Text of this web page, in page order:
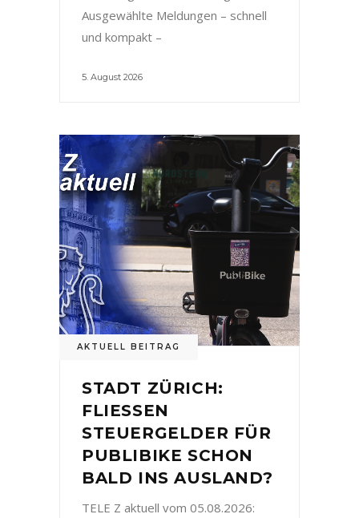
Ausgewählte Meldungen – schnell
und kompakt –
5. August 2026
AKTUELL BEITRAG
STADT ZÜRICH:
FLIESSEN
STEUERGELDER FÜR
PUBLIBIKE SCHON
BALD INS AUSLAND?
TELE Z aktuell vom 05.08.2026: